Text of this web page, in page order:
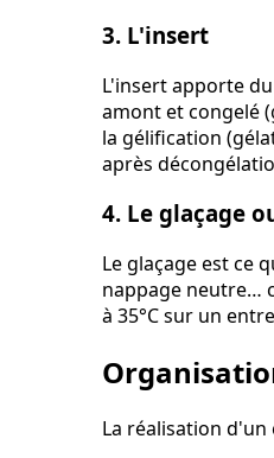
3. L'insert
L'insert apporte
amont et congelé
la gélification
après
4. Le glaçage
Le glaçage est ce
nappage neutre…
à 35°C sur un
La réalisation